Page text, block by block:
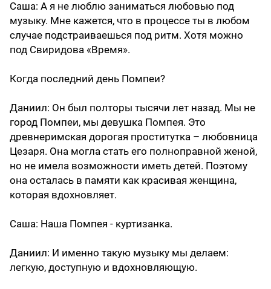
Саша: А я не люблю заниматься любовью под
музыку. Мне кажется, что в процессе ты в любом
случае подстраиваешься под ритм. Хотя можно
под Свиридова «Время».
Когда последний день Помпеи?
Даниил: Он был полторы тысячи лет назад. Мы не
город Помпеи, мы девушка Помпея. Это
древнеримская дорогая проститутка – любовница
Цезаря. Она могла стать его полноправной женой,
но не имела возможности иметь детей. Поэтому
она осталась в памяти как красивая женщина,
которая вдохновляет.
Саша: Наша Помпея - куртизанка.
Даниил: И именно такую музыку мы делаем:
легкую, доступную и вдохновляющую.